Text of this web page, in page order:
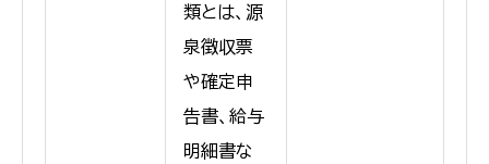
類とは、源
泉徴収票
や確定申
告書、給与
明細書な